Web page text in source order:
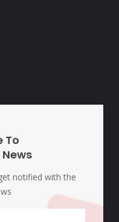
To
News
notified with the